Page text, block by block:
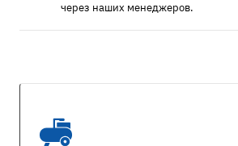
через наших менеджеров.